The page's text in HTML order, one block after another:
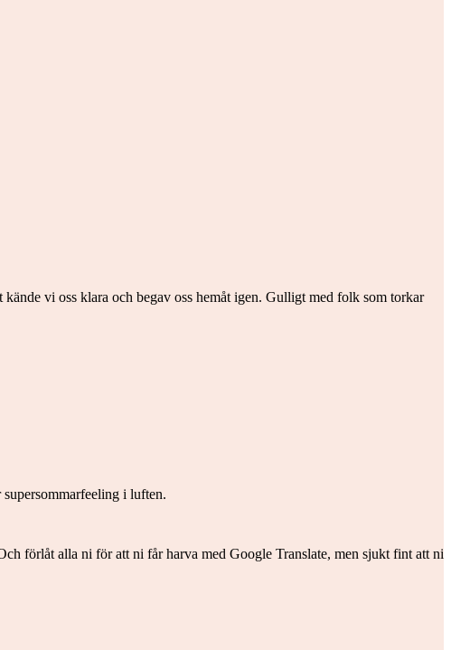
vi oss klara och begav oss hemåt igen. Gulligt med folk som torkar
i luften.
förlåt alla ni för att ni får harva med Google Translate, men sjukt fint att ni